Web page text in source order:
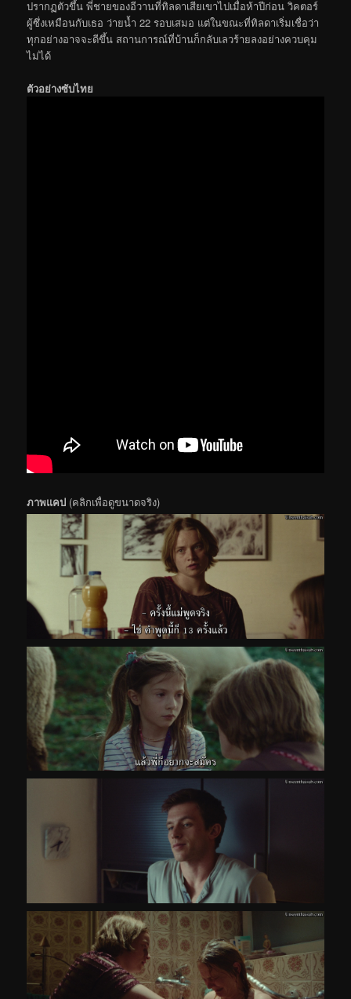
ปรากฏตัวขึ้น พี่ชายของอีวานที่ทิลดาเสียเขาไปเมื่อห้าปีก่อน วิคตอร์
ผู้ซึ่งเหมือนกับเธอ ว่ายน้ำ 22 รอบเสมอ แต่ในขณะที่ทิลดาเริ่มเชื่อว่า
ทุกอย่างอาจจะดีขึ้น สถานการณ์ที่บ้านก็กลับเลวร้ายลงอย่างควบคุม
ไม่ได้
ตัวอย่างซับไทย
ภาพแคป (คลิกเพื่อดูขนาดจริง)